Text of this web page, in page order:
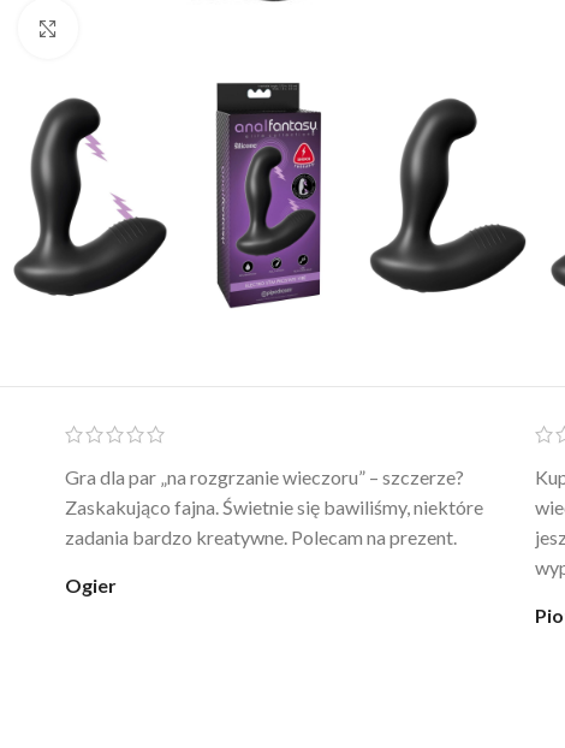
Ten żel intymny to był strzał w 10 – nie tylko
poprawia komfort, ale też daje przyjemne uczucie
ciepła. Nie uczula, bez zapachu. Kupuję już 3 raz i na
Po